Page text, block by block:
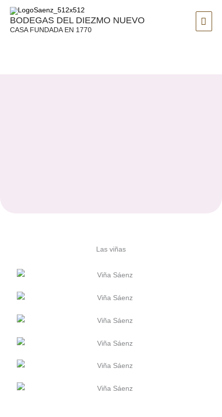
contenido
BODEGAS DEL DIEZMO NUEVO
CASA FUNDADA EN 1770
Las viñas